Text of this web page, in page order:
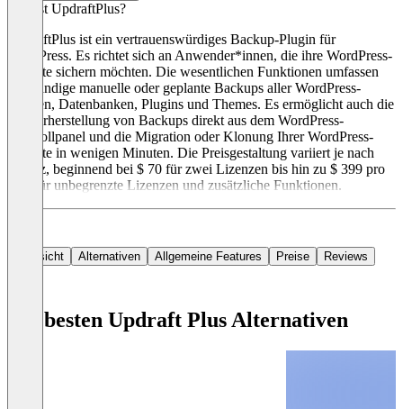
Was ist UpdraftPlus?
UpdraftPlus ist ein vertrauenswürdiges Backup-Plugin für
WordPress. Es richtet sich an Anwender*innen, die ihre WordPress-
Website sichern möchten. Die wesentlichen Funktionen umfassen
vollständige manuelle oder geplante Backups aller WordPress-
Dateien, Datenbanken, Plugins und Themes. Es ermöglicht auch die
Wiederherstellung von Backups direkt aus dem WordPress-
Kontrollpanel und die Migration oder Klonung Ihrer WordPress-
Website in wenigen Minuten. Die Preisgestaltung variiert je nach
Lizenz, beginnend bei $ 70 für zwei Lizenzen bis hin zu $ 399 pro
Jahr für unbegrenzte Lizenzen und zusätzliche Funktionen.
Übersicht Alternativen Allgemeine Features Preise Reviews
Die besten Updraft Plus Alternativen